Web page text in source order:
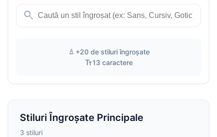
search
text_format +20 de stiluri îngroșate
text_fields13 caractere
Stiluri Îngroșate Principale
3 stiluri